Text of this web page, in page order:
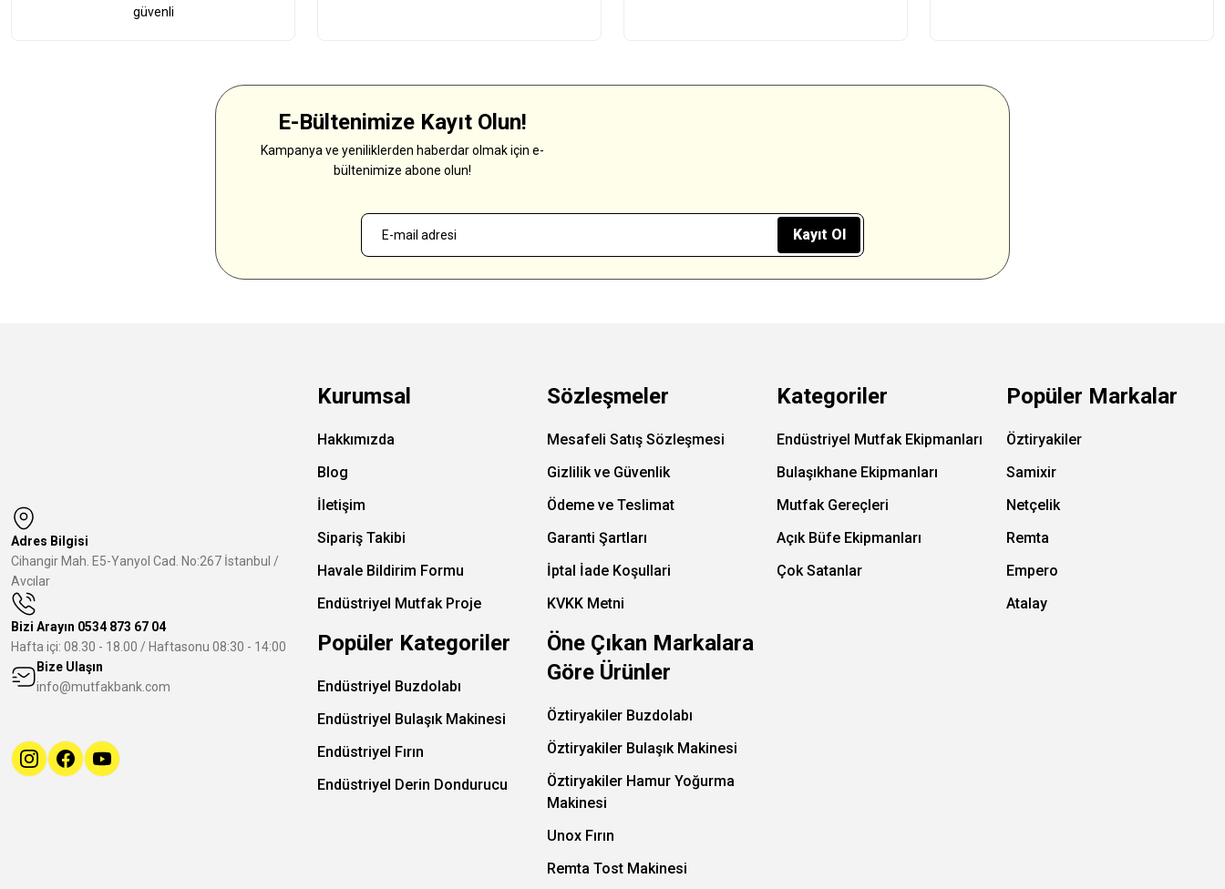
güvenli
E-Bültenimize Kayıt Olun!
Kampanya ve yeniliklerden haberdar olmak için e-
bültenimize abone olun!
Kayıt Ol
Adres Bilgisi
Cihangir Mah. E5-Yanyol Cad. No:267 İstanbul /
Avcılar
Bizi Arayın 0534 873 67 04
Hafta içi: 08.30 - 18.00 / Haftasonu 08:30 - 14:00
Bize Ulaşın
info@mutfakbank.com
Kurumsal
Hakkımızda
Blog
İletişim
Sipariş Takibi
Havale Bildirim Formu
Endüstriyel Mutfak Proje
Sözleşmeler
Mesafeli Satış Sözleşmesi
Gizlilik ve Güvenlik
Ödeme ve Teslimat
Garanti Şartları
İptal İade Koşullari
KVKK Metni
Kategoriler
Endüstriyel Mutfak Ekipmanları
Bulaşıkhane Ekipmanları
Mutfak Gereçleri
Açık Büfe Ekipmanları
Çok Satanlar
Popüler Markalar
Öztiryakiler
Samixir
Netçelik
Remta
Empero
Atalay
Popüler Kategoriler
Endüstriyel Buzdolabı
Endüstriyel Bulaşık Makinesi
Endüstriyel Fırın
Endüstriyel Derin Dondurucu
Öne Çıkan Markalara
Göre Ürünler
Öztiryakiler Buzdolabı
Öztiryakiler Bulaşık Makinesi
Öztiryakiler Hamur Yoğurma
Makinesi
Unox Fırın
Remta Tost Makinesi